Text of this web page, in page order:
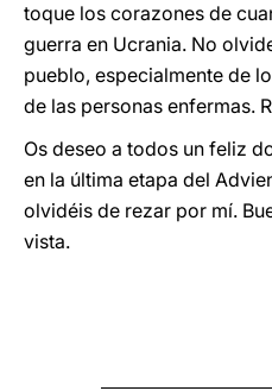
toque los corazones de
guerra en Ucrania. No
pueblo, especialmente de
de las personas enfermas.
Os deseo a todos un feliz
en la última etapa del
olvidéis de rezar por mí.
vista.